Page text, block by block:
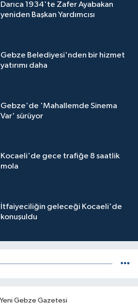
Darıca 1934'te Zafer Ayabakan
yeniden Başkan Yardımcısı
Gebze Belediyesi'nden bir hizmet
yatırımı daha
Gebze'de 'Mahallemde Sinema
Var' sürüyor
Kocaeli'de gece trafiğe 8 saatlik
mola
İtfaiyeciliğin geleceği Kocaeli'de
konuşuldu